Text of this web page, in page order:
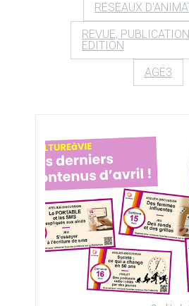
RESEAUX
REVUE,
EDITION
AGE3